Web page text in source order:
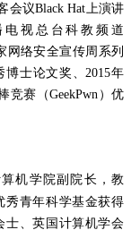
会议Black Hat 上演讲
视总台科教频道
网络安全宣传周系列
博士论文奖、 2015年
竞赛（GeekPwn ）优
机学院副院长，教
秀青年科学基金获得
士、英国计算机学会